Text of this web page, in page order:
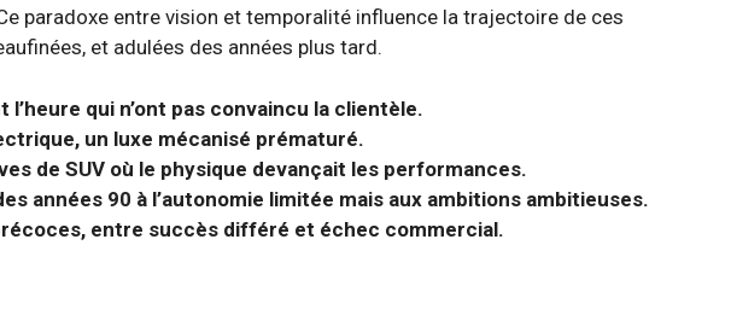
paradoxe entre vision et temporalité influence la trajectoire de ces
et adulées des années plus tard.
l’heure qui n’ont pas convaincu la clientèle.
un luxe mécanisé prématuré.
de SUV où le physique devançait les performances.
années 90 à l’autonomie limitée mais aux ambitions ambitieuses.
entre succès différé et échec commercial.